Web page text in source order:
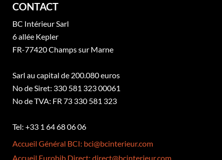
CONTACT
BC Intérieur Sarl
6 allée Kepler
FR-77420 Champs sur Marne
Sarl au capital de 200.080 euros
No de Siret: 330 581 323 00061
No de TVA: FR 73 330 581 323
Tel: +33 1 64 68 06 06
Accueil Général BCI: bci@bcinterieur.com
Accueil Eurobib Direct: direct@bcinterieur.com